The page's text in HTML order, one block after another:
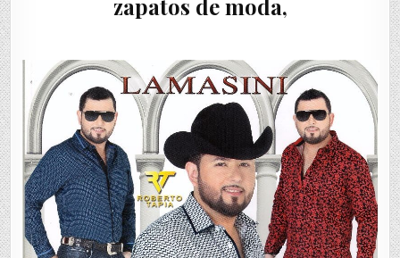
zapatos de moda,